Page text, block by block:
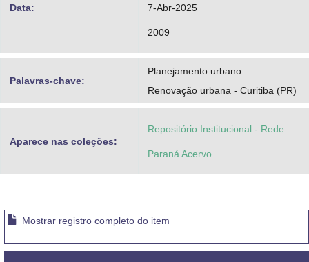
Data: 7-Abr-2025
2009
Palavras-chave:
Planejamento urbano
Renovação urbana - Curitiba (PR)
Aparece nas coleções:
Repositório Institucional - Rede
Paraná Acervo
Mostrar registro completo do item